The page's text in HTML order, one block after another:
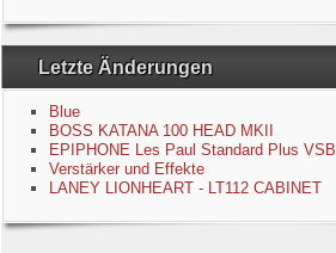
Impressum
Datenschutzerklärung
Links
Letzte Änderungen
Blue
BOSS KATANA 100 HEAD MKII
EPIPHONE Les Paul Standard Plus VSB
Verstärker und Effekte
LANEY LIONHEART - LT112 CABINET